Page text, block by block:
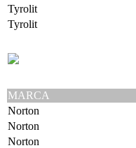
Tyrolit
Tyrolit
MARCA
Norton
Norton
Norton